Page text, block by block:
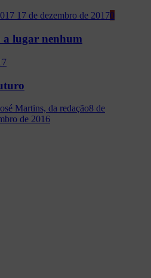
17 de dezembro de 20170
lugar nenhum
Martins, da redação8 de
de 2016